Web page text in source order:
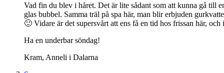
Vad fin du blev i håret. Det är lite sådant som att kunna gå till
glas bubbel. Samma träl på spa här, man blir erbjuden
🙂 Vidare är det supersvårt att ens få en tid hos frissan här,
Ha en underbar söndag!
Kram, Anneli i Dalarna